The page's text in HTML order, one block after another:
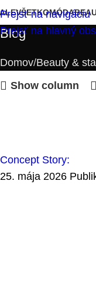
Prejsť na navigáciu
Prejsť na hlavný
VŠETKOMÓDA
Blog
Domov Beauty &
Show column
Concept Story:
25. mája 2026